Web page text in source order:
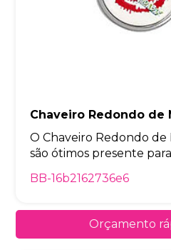
Chaveiro Redondo de
O Chaveiro Redondo de
são ótimos presente
BB-16b2162736e6
Orçamento